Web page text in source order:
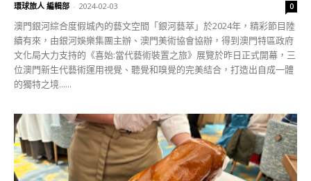
環球旅人 編輯部 - 2024-02-03 0
澳門銀河綜合度假城內的藝文空間「銀河藝萃」於2024年，精彩節目陸
續有來，由銀河娛樂集團主辦、澳門美術協會協辦，得到澳門特區政府
文化局大力支持的《喜始:當代藝術裝置之旅》展覽於昨日正式開幕，三
位澳門新生代藝術運用視覺、聽覺和嗅覺的完美結合，打造出自成一體
的獨特之境......